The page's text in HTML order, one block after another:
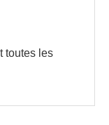
toutes les